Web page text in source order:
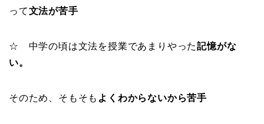
って文法が苦手
☆ 中学の頃は文法を授業であまりやった記憶がな
い。
そのため、そもそも よくわからないから苦手